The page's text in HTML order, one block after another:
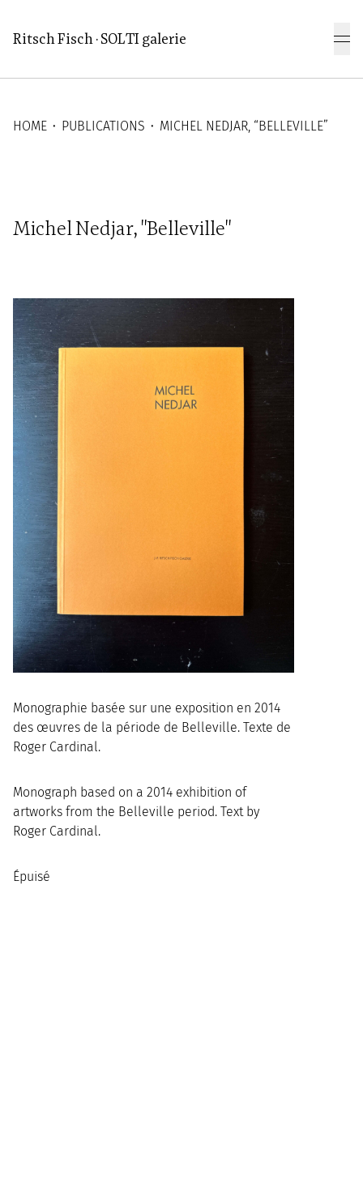
Ritsch Fisch · SOLTI galerie
HOME ⬝ PUBLICATIONS ⬝ MICHEL NEDJAR, “BELLEVILLE”
Michel Nedjar, "Belleville"
Monographie basée sur une exposition en 2014
des œuvres de la période de Belleville. Texte de
Roger Cardinal.
Monograph based on a 2014 exhibition of
artworks from the Belleville period. Text by
Roger Cardinal.
Épuisé